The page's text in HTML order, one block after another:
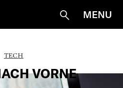
Suche
MENU
TECH
VORNE